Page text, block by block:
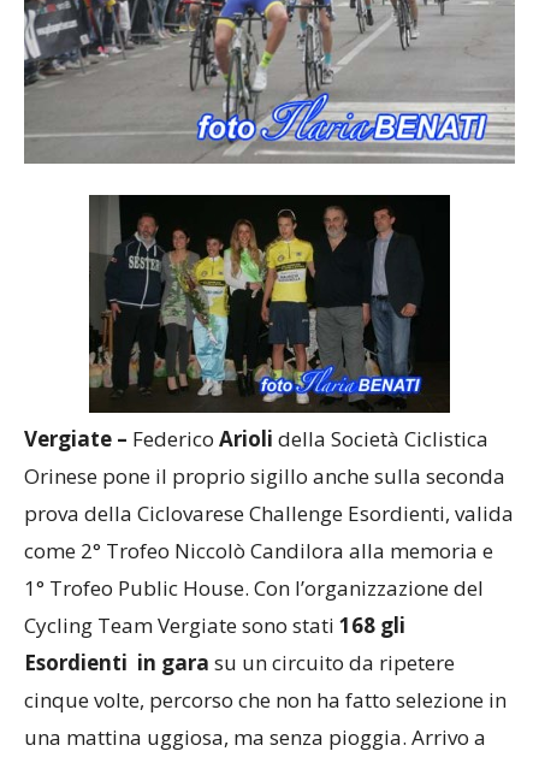
Vergiate – Federico Arioli della Società Ciclistica
Orinese pone il proprio sigillo anche sulla seconda
prova della Ciclovarese Challenge Esordienti, valida
come 2° Trofeo Niccolò Candilora alla memoria e
1° Trofeo Public House. Con l’organizzazione del
Cycling Team Vergiate sono stati 168 gli
Esordienti in gara su un circuito da ripetere
cinque volte, percorso che non ha fatto selezione in
una mattina uggiosa, ma senza pioggia. Arrivo a